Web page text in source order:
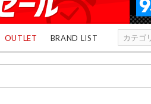
OUTLET BRAND LIST